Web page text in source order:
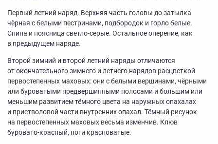
Первый летний наряд. Верхняя часть головы до затылка
чёрная с белыми пестринами, подбородок и горло белые.
Спина и поясница светло-серые. Остальное оперение, как
в предыдущем наряде.
Второй зимний и второй летний наряды отличаются
от окончательного зимнего и летнего нарядов расцветкой
первостепенных маховых: они с белыми вершинами, чёрными
или буроватыми предвершинными полосами и большим или
меньшим развитием тёмного цвета на наружных опахалах
и пристволовой части внутренних опахал. Тёмный рисунок
на первостепенных маховых весьма изменчив. Клюв
буровато-красный, ноги красноватые.